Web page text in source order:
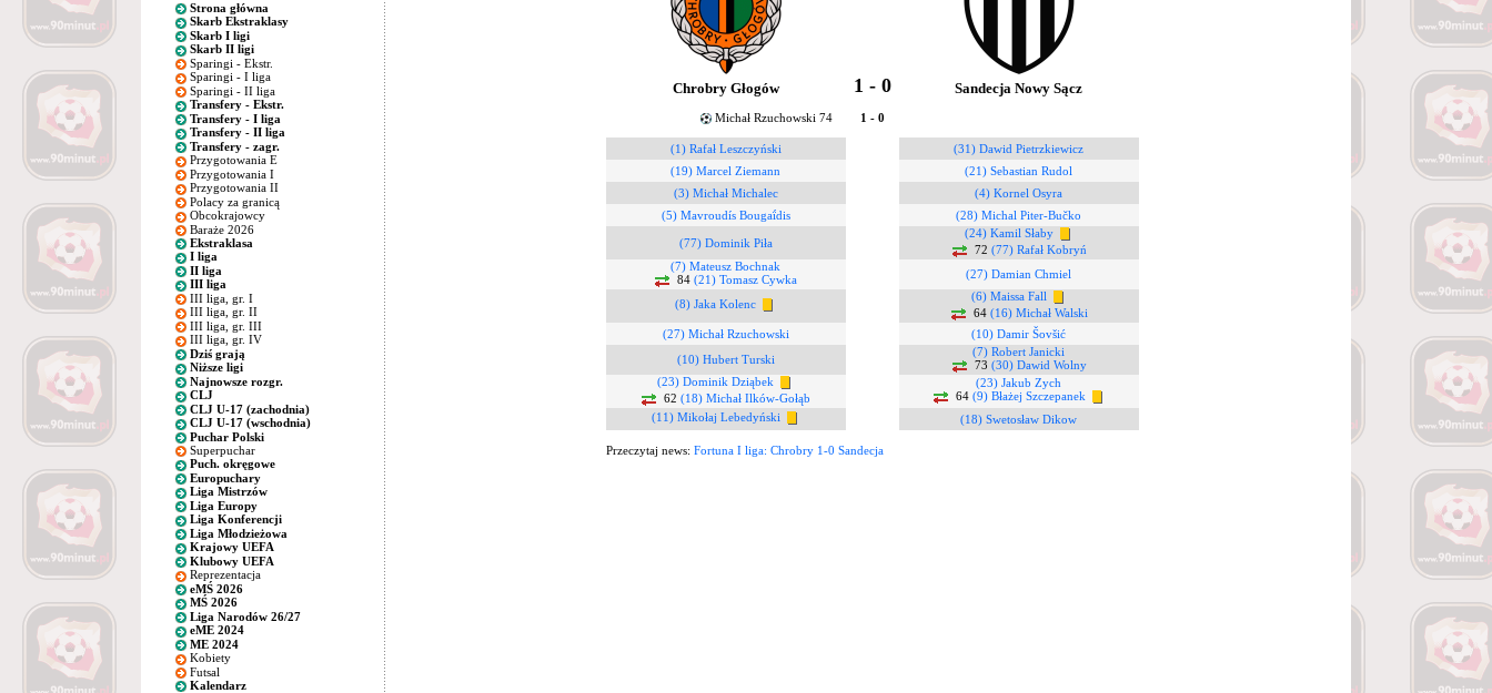
Strona główna
Skarb Ekstraklasy
Skarb I ligi
Skarb II ligi
Sparingi - Ekstr.
Sparingi - I liga
Sparingi - II liga
Transfery - Ekstr.
Transfery - I liga
Transfery - II liga
Transfery - zagr.
Przygotowania E
Przygotowania I
Przygotowania II
Polacy za granicą
Obcokrajowcy
Baraże 2026
Ekstraklasa
I liga
II liga
III liga
III liga, gr. I
III liga, gr. II
III liga, gr. III
III liga, gr. IV
Dziś grają
Niższe ligi
Najnowsze rozgr.
CLJ
CLJ U-17 (zachodnia)
CLJ U-17 (wschodnia)
Puchar Polski
Superpuchar
Puch. okręgowe
Europuchary
Liga Mistrzów
Liga Europy
Liga Konferencji
Liga Młodzieżowa
Krajowy UEFA
Klubowy UEFA
Reprezentacja
eMŚ 2026
MŚ 2026
Liga Narodów 26/27
eME 2024
ME 2024
Kobiety
Futsal
Kalendarz
Chrobry Głogów 1 - 0 Sandecja Nowy Sącz
Michał Rzuchowski 74 1 - 0
(1) Rafał Leszczyński
(31) Dawid Pietrzkiewicz
(19) Marcel Ziemann
(21) Sebastian Rudol
(3) Michał Michalec
(4) Kornel Osyra
(5) Mavroudís Bougaḯdis
(28) Michal Piter-Bučko
(77) Dominik Piła
(24) Kamil Słaby
72 (77) Rafał Kobryń
(7) Mateusz Bochnak
84 (21) Tomasz Cywka (27) Damian Chmiel
(8) Jaka Kolenc
(6) Maissa Fall
64 (16) Michał Walski
(27) Michał Rzuchowski
(10) Damir Šovšić
(10) Hubert Turski
(7) Robert Janicki
73 (30) Dawid Wolny
(23) Dominik Dziąbek
62 (18) Michał Ilków-Gołąb
(23) Jakub Zych
64 (9) Błażej Szczepanek
(11) Mikołaj Lebedyński
(18) Swetosław Dikow
Przeczytaj news: Fortuna I liga: Chrobry 1-0 Sandecja